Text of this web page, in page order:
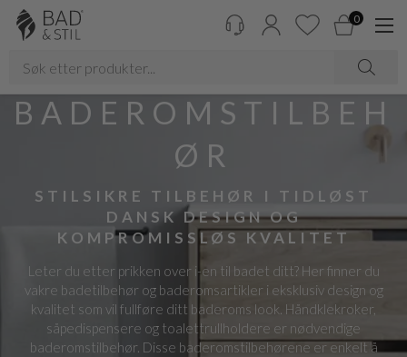
0
BADEROMSTILBEH
ØR
STILSIKRE TILBEHØR I TIDLØST
DANSK DESIGN OG
KOMPROMISSLØS KVALITET
Leter du etter prikken over i-en til badet ditt? Her finner du
vakre badetilbehør og baderomsartikler i eksklusiv design og
kvalitet som vil fullføre ditt baderoms look. Håndklekroker,
såpedispensere og toalettrullholdere er nødvendige
baderomstilbehør. Disse baderomstilbehørene er enkelt å